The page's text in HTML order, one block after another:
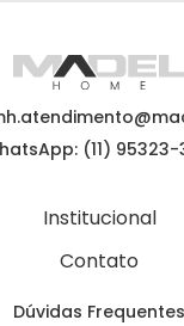
(11) 95323-
Institucional
Contato
Dúvidas Frequentes